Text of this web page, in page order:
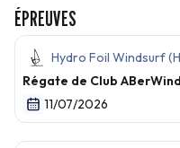
ÉPREUVES
Hydro Foil Windsurf
Régate de Club
11/07/2026